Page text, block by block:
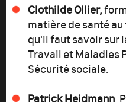
Clothilde Ollier,
matière de santé
qu'il faut savoir sur
Travail et Maladies
Sécurité sociale.
Patrick Heidmann ,